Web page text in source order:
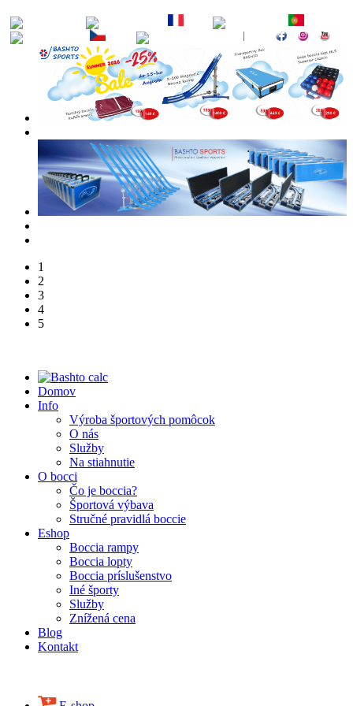
1
2
3
4
5
Domov
Info
Výroba športových pomôcok
O nás
Služby
Na stiahnutie
O bocci
Čo je boccia?
Športová výbava
Stručné pravidlá boccie
Eshop
Boccia rampy
Boccia lopty
Boccia príslušenstvo
Iné športy
Služby
Znížená cena
Blog
Kontakt